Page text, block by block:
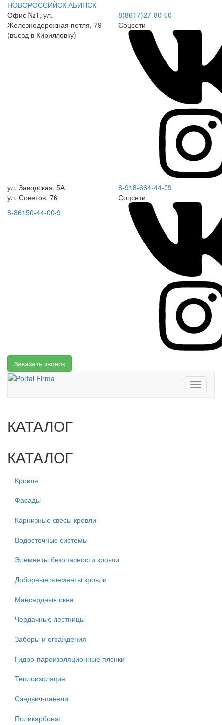
НОВОРОССИЙСК АБИНСК
Офис №1, ул.
Железнодорожная петля, 79
(въезд в Кирилловку)
8(8617)27-80-00
Соцсети
ул. Заводская, 5А
ул. Советов, 76
8-86150-44-00-9
8-918-664-44-09
Соцсети
Заказать звонок
Toggle
КАТАЛОГ
КАТАЛОГ
Кровля
Фасады
Карнизные свесы кровли
Водосточные системы
Элементы безопасности кровли
Доборные элементы кровли
Мансардные окна
Чердачные лестницы
Заборы и ограждения
Гидро-пароизоляционные пленки
Теплоизоляция
Сэндвич-панели
Поликарбонат